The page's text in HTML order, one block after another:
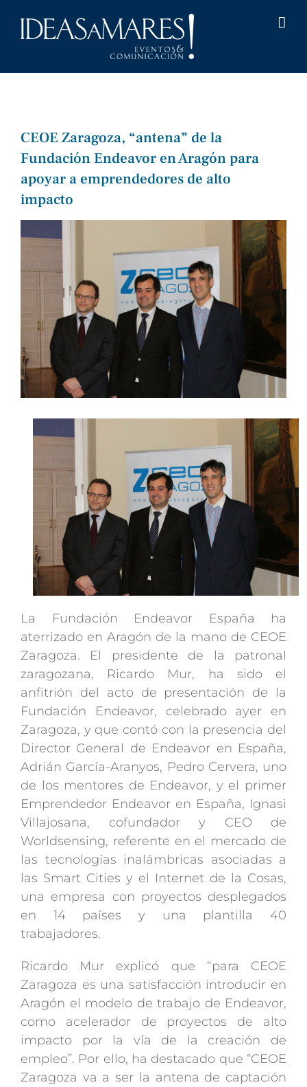
CEOE Zaragoza, “antena” de la
Fundación Endeavor en Aragón para
apoyar a emprendedores de alto
impacto
grande
La Fundación Endeavor España ha
aterrizado en Aragón de la mano de CEOE
Zaragoza. El presidente de la patronal
zaragozana, Ricardo Mur, ha sido el
anfitrión del acto de presentación de la
Fundación Endeavor, celebrado ayer en
Zaragoza, y que contó con la presencia del
Director General de Endeavor en España,
Adrián García-Aranyos, Pedro Cervera, uno
de los mentores de Endeavor, y el primer
Emprendedor Endeavor en España, Ignasi
Villajosana, cofundador y CEO de
Worldsensing, referente en el mercado de
las tecnologías inalámbricas asociadas a
las Smart Cities y el Internet de la Cosas,
una empresa con proyectos desplegados
en 14 países y una plantilla 40
trabajadores.
Ricardo Mur explicó que “para CEOE
Zaragoza es una satisfacción introducir en
Aragón el modelo de trabajo de Endeavor,
como acelerador de proyectos de alto
impacto por la vía de la creación de
empleo”. Por ello, ha destacado que “CEOE
Zaragoza va a ser la antena de captación